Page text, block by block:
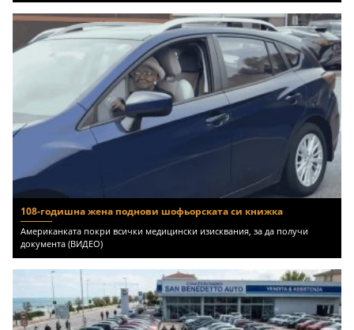
108-годишна жена поднови шофьорската си книжка
Американката покри всички медицински изисквания, за да получи
документа (ВИДЕО)